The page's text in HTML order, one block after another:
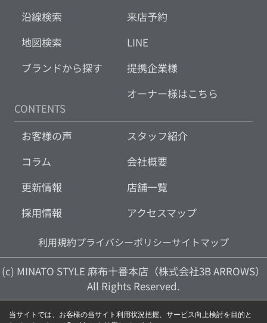
沿線検索
地図検索
ブランドから探す
来店予約
LINE
提携企業様
オーナー様はこちら
CONTENTS
お客様の声
コラム
更新情報
採用情報
スタッフ紹介
会社概要
店舗一覧
アクセスマップ
利用規約プライバシーポリシーサイトマップ
(c) MINATO STYLE 麻布十番本店（株式会社3B ARROWS）
All Rights Reserved.
当サイトでは、お客様の当サイト利用状況把握、サービス向上検討を目的と